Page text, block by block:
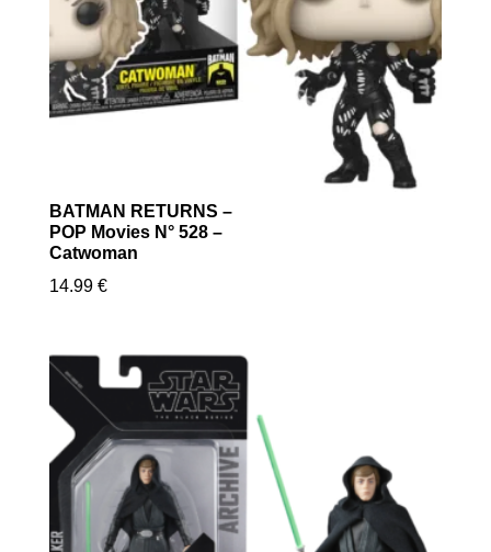
BATMAN RETURNS –
POP Movies N° 528 –
Catwoman
14.99 €